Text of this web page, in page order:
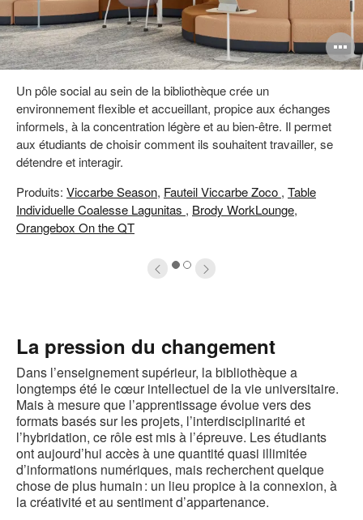
Un pôle social au sein de la bibliothèque crée un
environnement flexible et accueillant, propice aux échanges
informels, à la concentration légère et au bien-être. Il permet
aux étudiants de choisir comment ils souhaitent travailler, se
détendre et interagir.
Produits: Viccarbe Season, Fauteil Viccarbe Zoco , Table
Individuelle Coalesse Lagunitas , Brody WorkLounge,
Orangebox On the QT
12
La pression du changement
Dans l’enseignement supérieur, la bibliothèque a
longtemps été le cœur intellectuel de la vie universitaire.
Mais à mesure que l’apprentissage évolue vers des
formats basés sur les projets, l’interdisciplinarité et
l’hybridation, ce rôle est mis à l’épreuve. Les étudiants
ont aujourd’hui accès à une quantité quasi illimitée
d’informations numériques, mais recherchent quelque
chose de plus humain : un lieu propice à la connexion, à
la créativité et au sentiment d’appartenance.